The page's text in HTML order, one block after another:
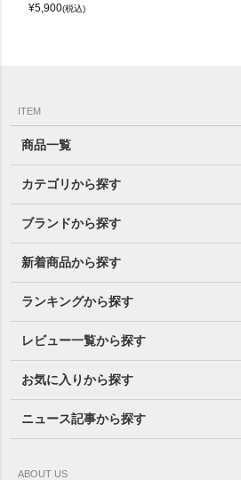
¥5,900(税込)
ITEM
商品一覧
カテゴリから探す
ブランドから探す
新着商品から探す
ランキングから探す
レビュー一覧から探す
お気に入りから探す
ニュース記事から探す
ABOUT US